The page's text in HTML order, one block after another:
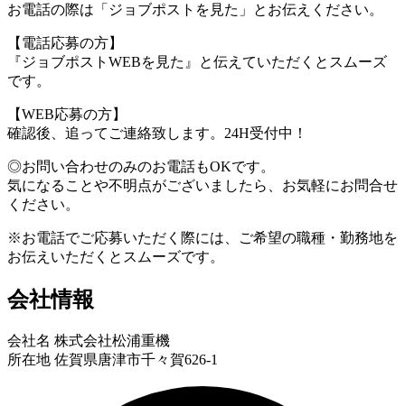
お電話の際は「 ジョブポストを見た 」とお伝えください。
【電話応募の方】
『ジョブポストWEBを見た』と伝えていただくとスムーズ
です。
【WEB応募の方】
確認後、追ってご連絡致します。24H受付中！
◎お問い合わせのみのお電話もOKです。
気になることや不明点がございましたら、お気軽にお問合せ
ください。
※お電話でご応募いただく際には、ご希望の職種・勤務地を
お伝えいただくとスムーズです。
会社情報
会社名 株式会社松浦重機
所在地 佐賀県唐津市千々賀626-1